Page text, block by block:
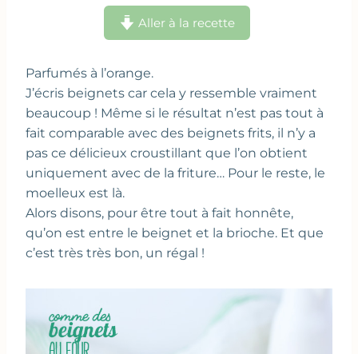
Aller à la recette
Parfumés à l’orange.
J’écris beignets car cela y ressemble vraiment
beaucoup ! Même si le résultat n’est pas tout à
fait comparable avec des beignets frits, il n’y a
pas ce délicieux croustillant que l’on obtient
uniquement avec de la friture… Pour le reste, le
moelleux est là.
Alors disons, pour être tout à fait honnête,
qu’on est entre le beignet et la brioche. Et que
c’est très très bon, un régal !